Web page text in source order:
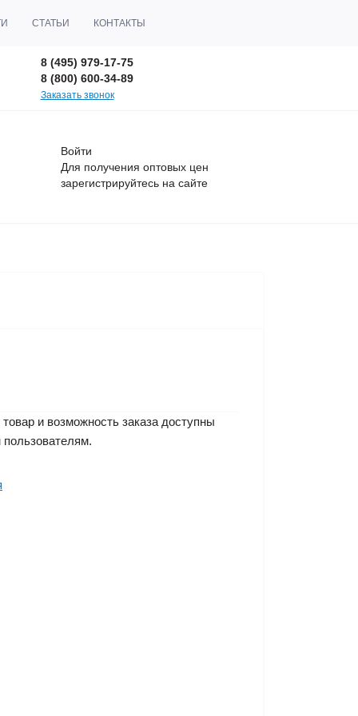
СТАТЬИ КОНТАКТЫ
8 (495) 979-17-75
8 (800) 600-34-89
Заказать звонок
Войти
Для получения оптовых цен
зарегистрируйтесь на сайте
и возможность заказа доступны
пользователям.